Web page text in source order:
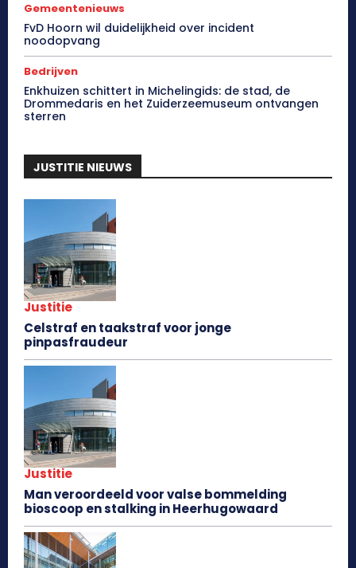
Gemeentenieuws
FvD Hoorn wil duidelijkheid over incident
noodopvang
Bedrijven
Enkhuizen schittert in Michelingids: de stad, de
Drommedaris en het Zuiderzeemuseum ontvangen
sterren
JUSTITIE NIEUWS
Justitie
Celstraf en taakstraf voor jonge
pinpasfraudeur
Justitie
Man veroordeeld voor valse bommelding
bioscoop en stalking in Heerhugowaard